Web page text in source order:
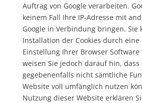
Auftrag von Google verarbeiten.
keinem Fall Ihre IP-Adresse mit
Google in Verbindung bringen. Sie
Installation der Cookies durch
Einstellung Ihrer Browser
weisen Sie jedoch darauf hin, dass
gegebenenfalls nicht sämtliche
Website voll umfänglich nutzen
Nutzung dieser Website erklären